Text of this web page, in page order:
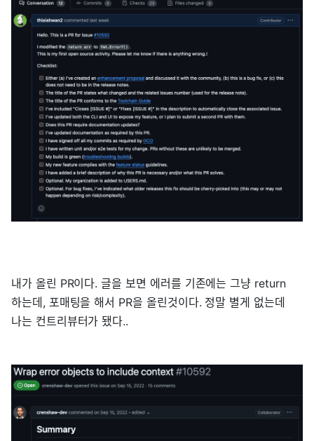
내가 올린 PR이다. 글을 보면 에러를 기존에는 그냥 return
하는데, 포매팅을 해서 PR을 올린것이다. 정말 별게 없는데
나는 컨트리뷰터가 됐다..